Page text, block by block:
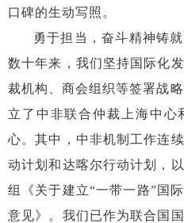
口碑的生动写照。
勇于担当，奋斗精神铸
数十年来，我们坚持国际化
裁机构、商会组织等签署战略
立了中非联合仲裁上海中心
心。其中，中非机制工作连
动计划和达喀尔行动计划，
组《关于建立“一带一路”国
意见》。我们已作为联合国